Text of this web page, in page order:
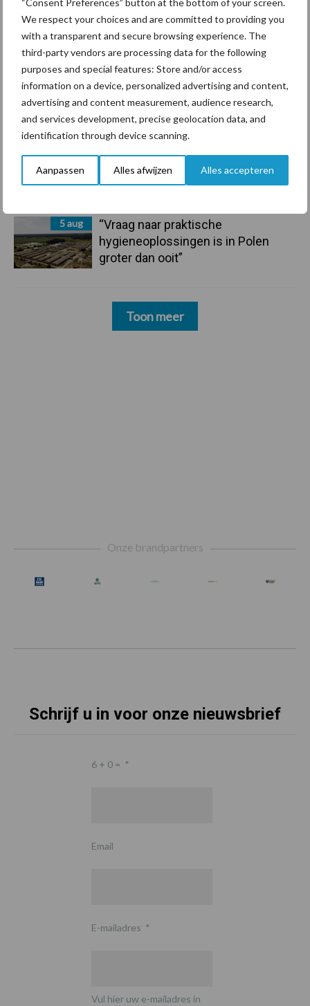
“Consent Preferences” button at the bottom of your screen.
We respect your choices and are committed to providing you
with a transparent and secure browsing experience. The
third-party vendors are processing data for the following
purposes and special features: Store and/or access
information on a device, personalized advertising and content,
advertising and content measurement, audience research,
and services development, precise geolocation data, and
identification through device scanning.
Aanpassen Alles afwijzen Alles accepteren
7 aug
De speenhuid: een vaak
onderschatte risicofactor voor
mastitis
6 aug
ForFarmers ziet volume en
marktaandeel groeien in krimpende
Nederlandse markt
6 aug
Tien praktische tips voor een
langere levensduur
5 aug
“Vraag naar praktische
hygieneoplossingen is in Polen
groter dan ooit”
Toon meer
Onze brandpartners
Schrijf u in voor onze nieuwsbrief
6 + 0 = *
Email
E-mailadres *
Vul hier uw e-mailadres in